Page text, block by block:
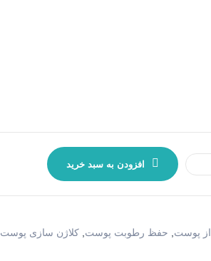
افزودن به سبد خرید
پوست حفظ رطوبت پوست كلاژن سازى پوست